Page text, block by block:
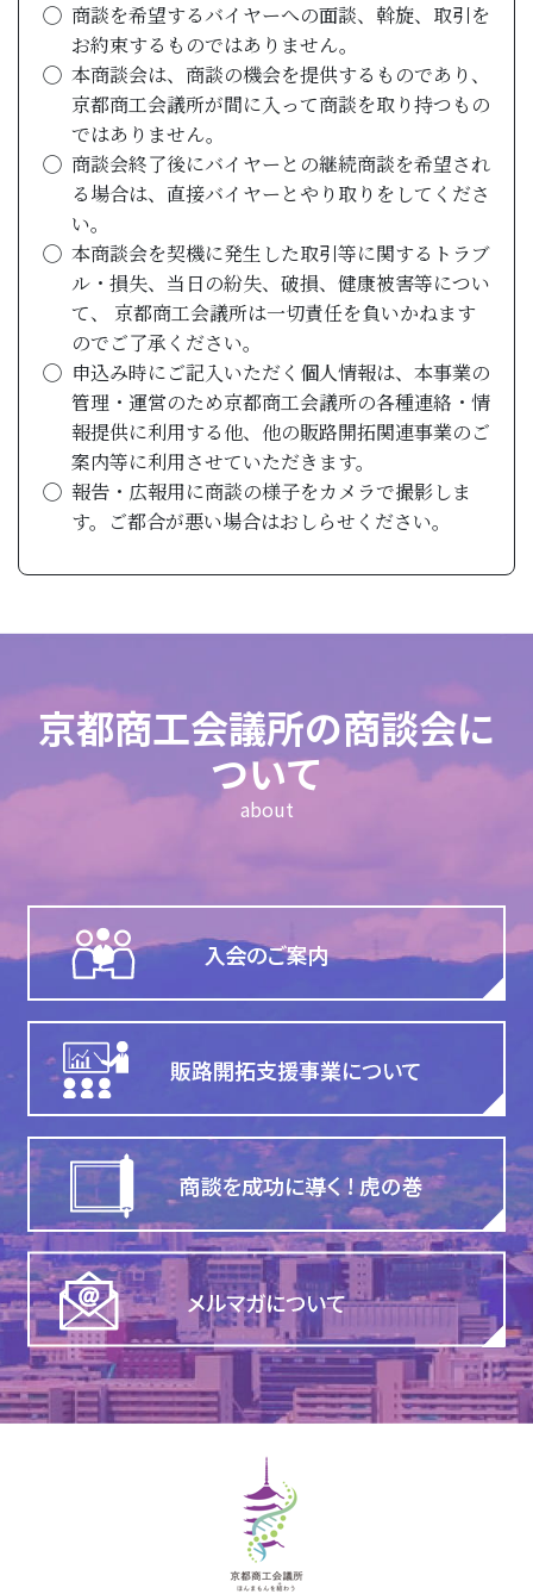
京都商工会議所の商談会に
ついて
商談を希望するバイヤーへの面談、斡旋、取引を
お約束するものではありません。
本商談会は、商談の機会を提供するものであり、
京都商工会議所が間に入って商談を取り持つもの
ではありません。
商談会終了後にバイヤーとの継続商談を希望され
る場合は、直接バイヤーとやり取りをしてくださ
い。
本商談会を契機に発生した取引等に関するトラブ
ル・損失、当日の紛失、破損、健康被害等につい
て、 京都商工会議所は一切責任を負いかねます
のでご了承ください。
申込み時にご記入いただく個人情報は、本事業の
管理・運営のため京都商工会議所の各種連絡・情
報提供に利用する他、他の販路開拓関連事業のご
案内等に利用させていただきます。
報告・広報用に商談の様子をカメラで撮影しま
す。ご都合が悪い場合はおしらせください。